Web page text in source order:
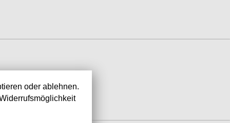
oder ablehnen.